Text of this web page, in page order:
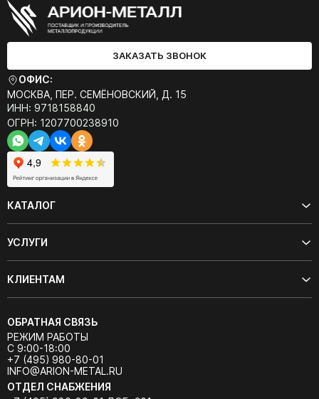
ЗАКАЗАТЬ ЗВОНОК
ОФИС:
МОСКВА, ПЕР. СЕМЁНОВСКИЙ, Д. 15
ИНН: 9718158840
ОГРН: 1207700238910
КАТАЛОГ
УСЛУГИ
КЛИЕНТАМ
ОБРАТНАЯ СВЯЗЬ
РЕЖИМ РАБОТЫ
С 9:00-18:00
+7 (495) 980-80-01
INFO@ARION-METAL.RU
ОТДЕЛ СНАБЖЕНИЯ